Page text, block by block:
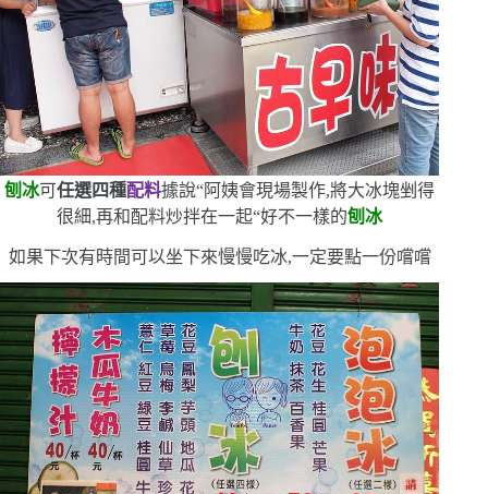
刨冰可任選四種配料據說“阿姨會現場製作,將大冰塊剉得
很細,再和配料炒拌在一起“好不一樣的刨冰
如果下次有時間可以坐下來慢慢吃冰,一定要點一份嚐嚐